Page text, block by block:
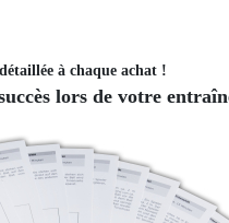
à chaque achat !
lors de votre